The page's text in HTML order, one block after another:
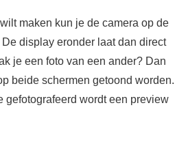
maken kun je de camera op de
display eronder laat dan direct
je een foto van een ander? Dan
beide schermen getoond worden.
gefotografeerd wordt een preview